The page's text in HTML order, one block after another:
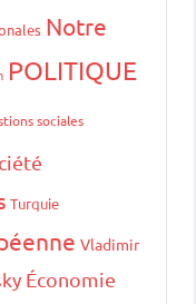
Notre
POLITIQUE
sociales
Turquie
Vladimir
Économie